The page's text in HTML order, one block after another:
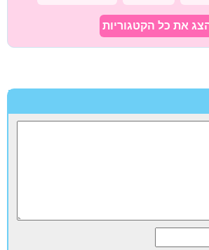
את כל הקטגוריות